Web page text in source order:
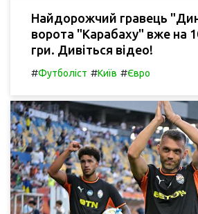
Найдорожчий гравець
ворота "Карабаху" вже на
гри. Дивіться відео!
#Футболіст #Київ #Євро